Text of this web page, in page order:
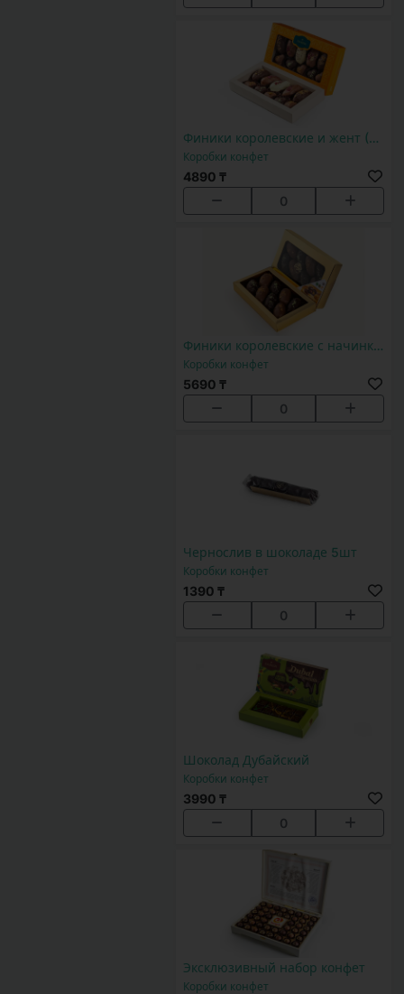
Финики королевские и жент (10 шт)
Коробки конфет
4890 ₸
0
Финики королевские с начинкой жент
Коробки конфет
5690 ₸
0
Чернослив в шоколаде 5шт
Коробки конфет
1390 ₸
0
Шоколад Дубайский
Коробки конфет
3990 ₸
0
Эксклюзивный набор конфет
Коробки конфет